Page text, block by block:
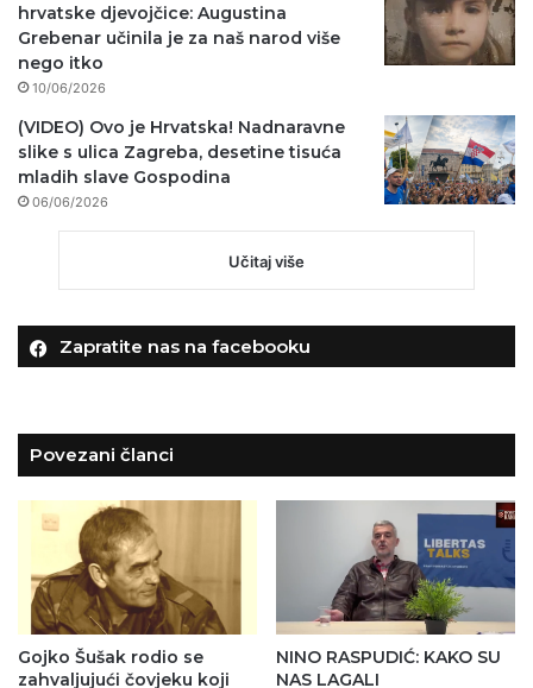
hrvatske djevojčice: Augustina
Grebenar učinila je za naš narod više
nego itko
10/06/2026
(VIDEO) Ovo je Hrvatska! Nadnaravne
slike s ulica Zagreba, desetine tisuća
mladih slave Gospodina
06/06/2026
Učitaj više
Zapratite nas na facebooku
Povezani članci
Gojko Šušak rodio se
zahvaljujući čovjeku koji
NINO RASPUDIĆ: KAKO SU
NAS LAGALI